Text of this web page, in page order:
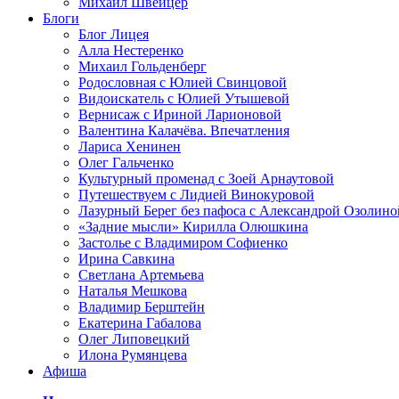
Блоги
Блог Лицея
Алла Нестеренко
Михаил Гольденберг
Родословная с Юлией Свинцовой
Видоискатель с Юлией Утышевой
Вернисаж с Ириной Ларионовой
Валентина Калачёва. Впечатления
Лариса Хенинен
Олег Гальченко
Культурный променад с Зоей Арнаутовой
Путешествуем с Лидией Винокуровой
Лазурный Берег без пафоса с Александрой
«Задние мысли» Кирилла Олюшкина
Застолье с Владимиром Софиенко
Ирина Савкина
Светлана Артемьева
Наталья Мешкова
Владимир Берштейн
Екатерина Габалова
Олег Липовецкий
Илона Румянцева
Афиша